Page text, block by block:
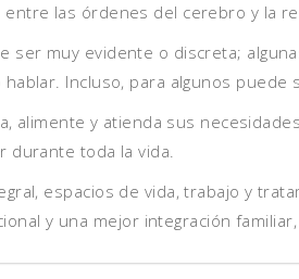
las órdenes del cerebro y la
muy evidente o discreta;
Incluso, para algunos
alimente y atienda sus
durante toda la vida.
espacios de vida, trabajo y
y una mejor integración